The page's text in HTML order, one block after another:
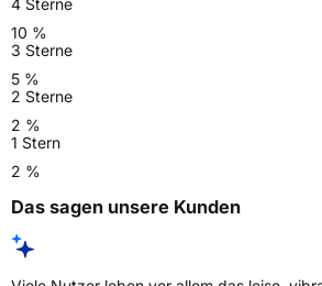
10 %
3 Sterne
5 %
2 Sterne
2 %
1 Stern
2 %
Das sagen unsere Kunden